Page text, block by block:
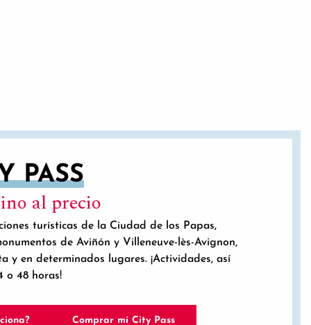
PASS
al precio
turísticas de la Ciudad de los Papas,
de Aviñón y Villeneuve-lès-Avignon,
y en determinados lugares. ¡Actividades, así
o 48 horas!
Comprar mi City Pass